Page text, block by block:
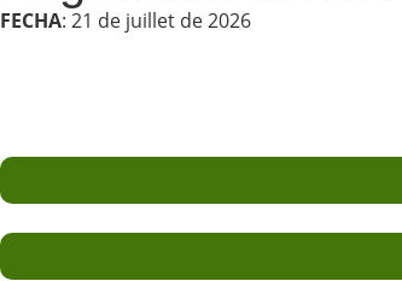
FECHA: 21 de juillet de 2026